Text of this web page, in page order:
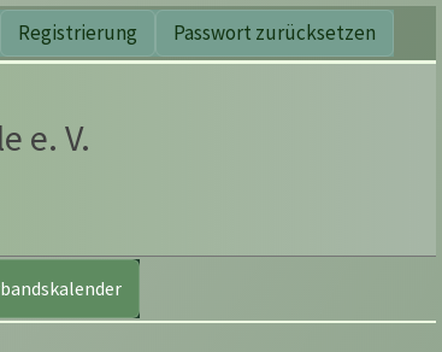
Registrierung Passwort zurücksetzen
e. V.